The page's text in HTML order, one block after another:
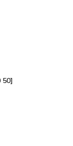
50]